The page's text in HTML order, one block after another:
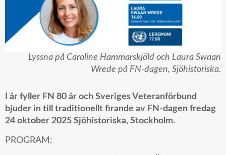
Lyssna på Caroline Hammarskjöld och Laura Swaan
Wrede på FN-dagen, Sjöhistoriska.
I år fyller FN 80 år och Sveriges Veteranförbund
bjuder in till traditionellt firande av FN-dagen fredag
24 oktober 2025 Sjöhistoriska, Stockholm.
PROGRAM: